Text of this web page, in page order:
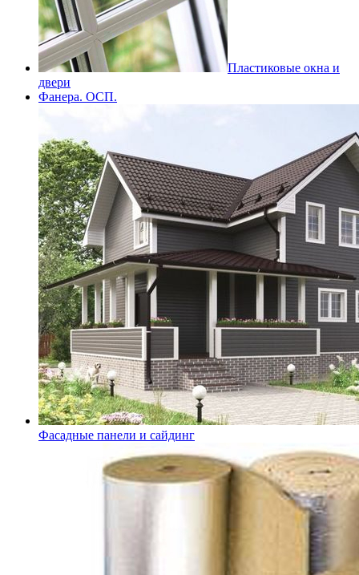
Пластиковые окна и
двери
Фанера. ОСП.
Фасадные панели и сайдинг